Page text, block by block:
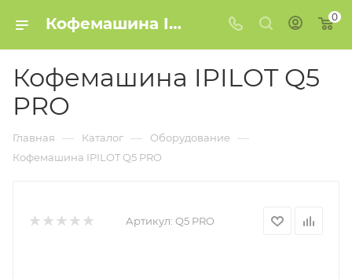
Кофемашина IPILOT Q5 PRO купить в Минске 0
Кофемашина IPILOT Q5
PRO
Главная — Каталог — Оборудование —
Кофемашина IPILOT Q5 PRO
Артикул: Q5 PRO